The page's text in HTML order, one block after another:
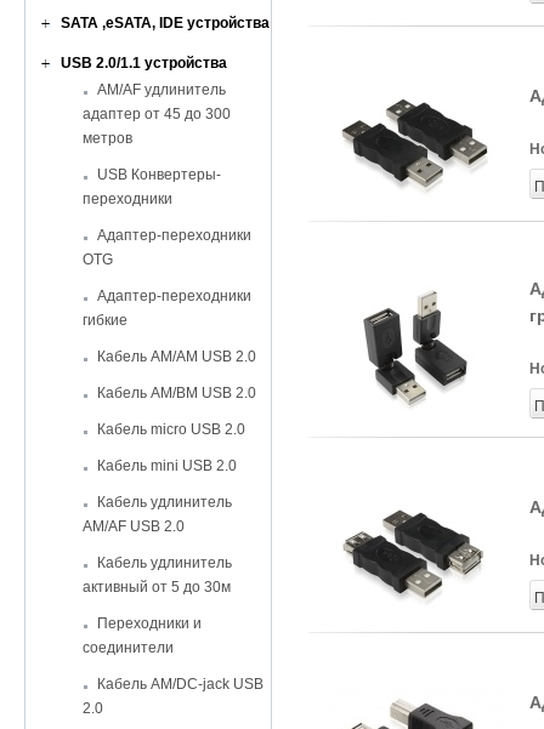
SATA ,eSATA, IDE устройства
USB 2.0/1.1 устройства
AM/AF удлинитель
адаптер от 45 до 300
метров
USB Конвертеры-
переходники
Адаптер-переходники
OTG
Адаптер-переходники
гибкие
Кабель AM/AM USB 2.0
Кабель AM/BM USB 2.0
Кабель micro USB 2.0
Кабель mini USB 2.0
Кабель удлинитель
AM/AF USB 2.0
Кабель удлинитель
активный от 5 до 30м
Переходники и
соединители
Кабель AM/DC-jack USB
2.0